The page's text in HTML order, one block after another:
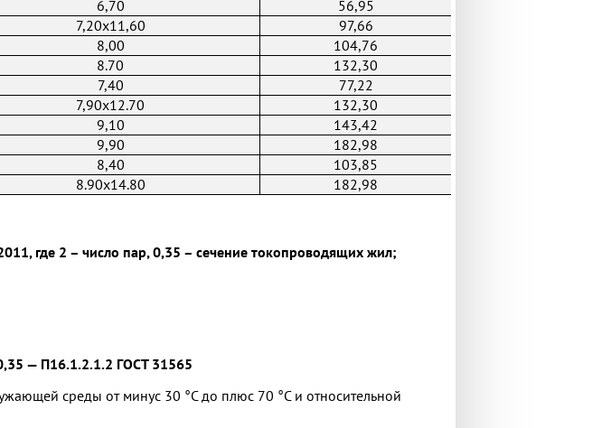
6,70
56,95
7,20x11,60 97,66
8,00
104,76
8.70
132,30
7,40
77,22
7,90x12.70 132,30
9,10
143,42
9,90
182,98
8,40
103,85
8.90x14.80
182,98
где 2 – число пар, 0,35 – cечение токопроводящих жил;
— П16.1.2.1.2 ГОСТ 31565
среды от минус 30 °С до плюс 70 °С и относительной